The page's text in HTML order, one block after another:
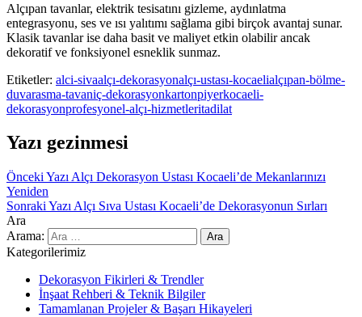
Alçıpan tavanlar, elektrik tesisatını gizleme, aydınlatma
entegrasyonu, ses ve ısı yalıtımı sağlama gibi birçok avantaj sunar.
Klasik tavanlar ise daha basit ve maliyet etkin olabilir ancak
dekoratif ve fonksiyonel esneklik sunmaz.
Etiketler: alci-sivaalçı-dekorasyonalçı-ustası-kocaelialçıpan-bölme-
duvarasma-tavaniç-dekorasyonkartonpiyerkocaeli-
dekorasyonprofesyonel-alçı-hizmetleritadilat
Yazı gezinmesi
Önceki Yazı Alçı Dekorasyon Ustası Kocaeli’de Mekanlarınızı
Yeniden
Sonraki Yazı Alçı Sıva Ustası Kocaeli’de Dekorasyonun Sırları
Ara
Arama:
Kategorilerimiz
Dekorasyon Fikirleri & Trendler
İnşaat Rehberi & Teknik Bilgiler
Tamamlanan Projeler & Başarı Hikayeleri